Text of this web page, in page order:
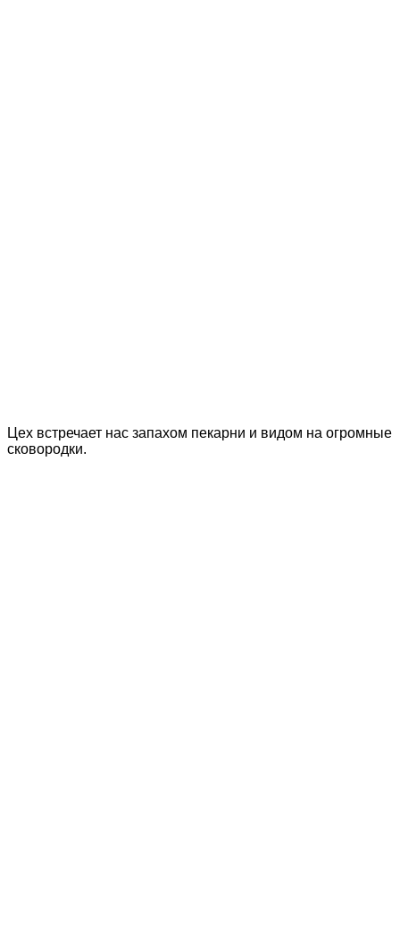
Цех встречает нас запахом пекарни и видом на огромные
сковородки.